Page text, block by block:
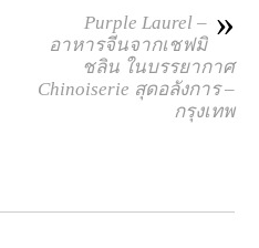
»
Purple Laurel –
อาหารจีนจากเชฟมิ
ชลิน ในบรรยากาศ
Chinoiserie สุดอลังการ –
กรุงเทพ